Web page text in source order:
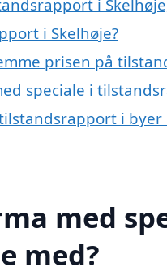
i
i Skelhøje?
prisen på
speciale i
i
med
med?